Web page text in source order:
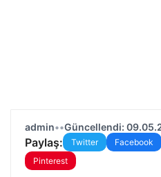
admin••Güncellendi:
Paylaş: Twitter Facebook
Pinterest